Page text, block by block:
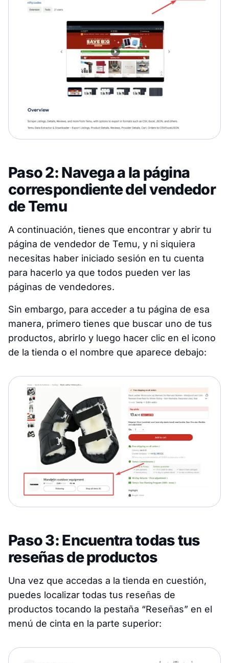
Paso 2: Navega a la página
correspondiente del vendedor
de Temu
A continuación, tienes que encontrar y abrir tu
página de vendedor de Temu, y ni siquiera
necesitas haber iniciado sesión en tu cuenta
para hacerlo ya que todos pueden ver las
páginas de vendedores.
Sin embargo, para acceder a tu página de esa
manera, primero tienes que buscar uno de tus
productos, abrirlo y luego hacer clic en el icono
de la tienda o el nombre que aparece debajo:
Paso 3: Encuentra todas tus
reseñas de productos
Una vez que accedas a la tienda en cuestión,
puedes localizar todas tus reseñas de
productos tocando la pestaña “Reseñas” en el
menú de cinta en la parte superior: